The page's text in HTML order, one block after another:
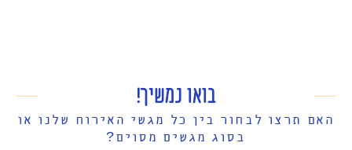
בואו נמשיך!
האם תרצו לבחור בין כל מגשי האירוח שלנו או
בסוג מגשים מסוים?